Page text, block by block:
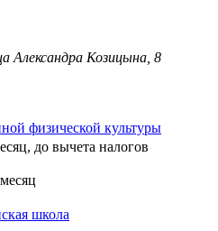
Александра Козицына, 8
физической культуры
до вычета налогов
школа